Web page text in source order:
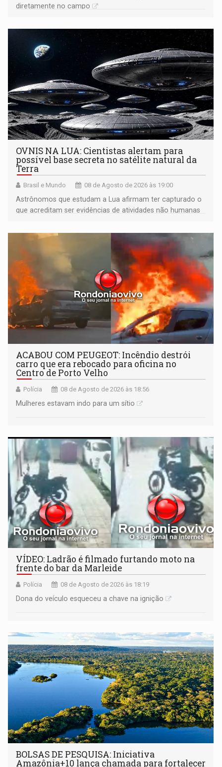
diretamente no campo
OVNIS NA LUA: Cientistas alertam para
possível base secreta no satélite natural da
Terra
Brasil e Mundo 08 de Agosto de 2026 às 19:00
Astrônomos que estudam a Lua afirmam ter capturado o
que acreditam ser evidências de atividades não humanas
órbita
ACABOU COM PEUGEOT: Incêndio destrói
carro que era rebocado para oficina no
Centro de Porto Velho
Polícia 08 de Agosto de 2026 às 18:56
Mulheres estavam indo para um sítio
VÍDEO: Ladrão é filmado furtando moto na
frente do bar da Marleide
Polícia 08 de Agosto de 2026 às 18:19
Dona do veículo esqueceu a chave na ignição
BOLSAS DE PESQUISA: Iniciativa
Amazônia+10 lança chamada para fortalecer